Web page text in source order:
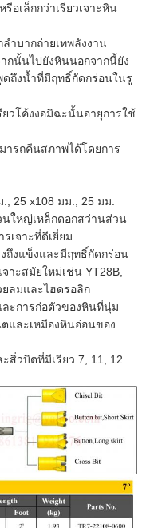
อเล็กกว่าเรียวเจาะหิน
ำบากถ่ายเทพลังงาน
กนั้นไปยังหินนอกจากนี้ยัง
ดถึงน้ำที่มีฤทธิ์กัดกร่อนในรู
วโค้งงอมิฉะนั้นอายุการใช้
ารถคืนสภาพได้โดยการ
25 x108 มม., 25 มม.
นใหญ่เหล็กดอกสว่านส่วน
เจาะที่ดีเยี่ยม
ถึงแข็งและมีฤทธิ์กัดกร่อน
าะสมัยใหม่เช่น YT28B,
ยลมและไฮดรอลิก
ะการก่อตัวของหินที่นุ่ม
และเหมืองหินอ่อนของ
สิ่วบิตที่มีเรียว 7, 11, 12